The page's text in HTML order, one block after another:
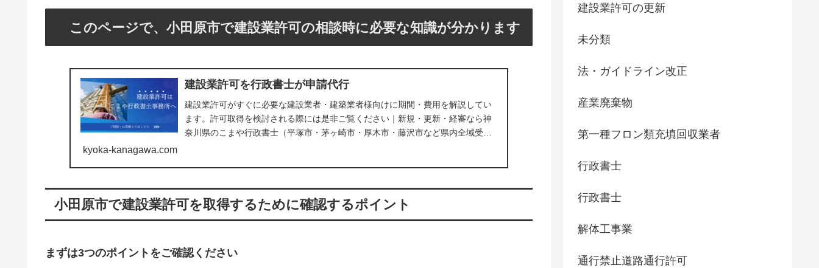
このページで、小田原市で建設業許可の相談時に必要な知識が分かります
建設業許可を行政書士が申請代行
建設業許可がすぐに必要な建設業者・建築業者様向けに期間・費用を解説してい
ます。許可取得を検討される際には是非ご覧ください｜新規・更新・経審なら神
奈川県のこまや行政書士（平塚市・茅ヶ崎市・厚木市・藤沢市など県内全域受付
kyoka-kanagawa.com
小田原市で建設業許可を取得するために確認するポイント
まずは3つのポイントをご確認ください
建設業許可の更新
未分類
法・ガイドライン改正
産業廃棄物
第一種フロン類充填回収業者
行政書士
行政書士
解体工事業
通行禁止道路通行許可